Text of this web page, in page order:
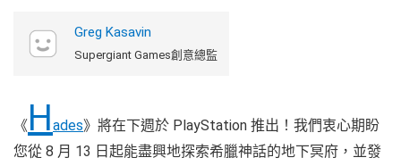
Greg Kasavin
Supergiant Games創意總監
《Hades》將在下週於 PlayStation 推出！我們衷心期盼
您從 8 月 13 日起能盡興地探索希臘神話的地下冥府，並發